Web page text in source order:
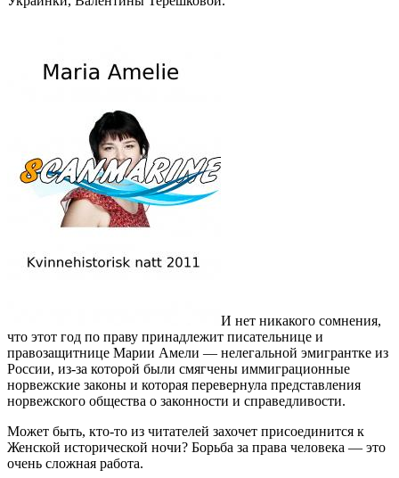
И нет никакого сомнения,
что этот год по праву принадлежит писательнице и
правозащитнице Марии Амели — нелегальной эмигрантке из
России, из-за которой были смягчены иммиграционные
норвежские законы и которая перевернула представления
норвежского общества о законности и справедливости.
Может быть, кто-то из читателей захочет присоединится к
Женской исторической ночи? Борьба за права человека — это
очень сложная работа.